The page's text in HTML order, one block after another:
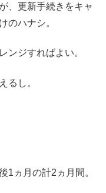
、更新手続きをキャ
のハナシ。
ンジすればよい。
るし。
1ヵ月の計2ヵ月間。